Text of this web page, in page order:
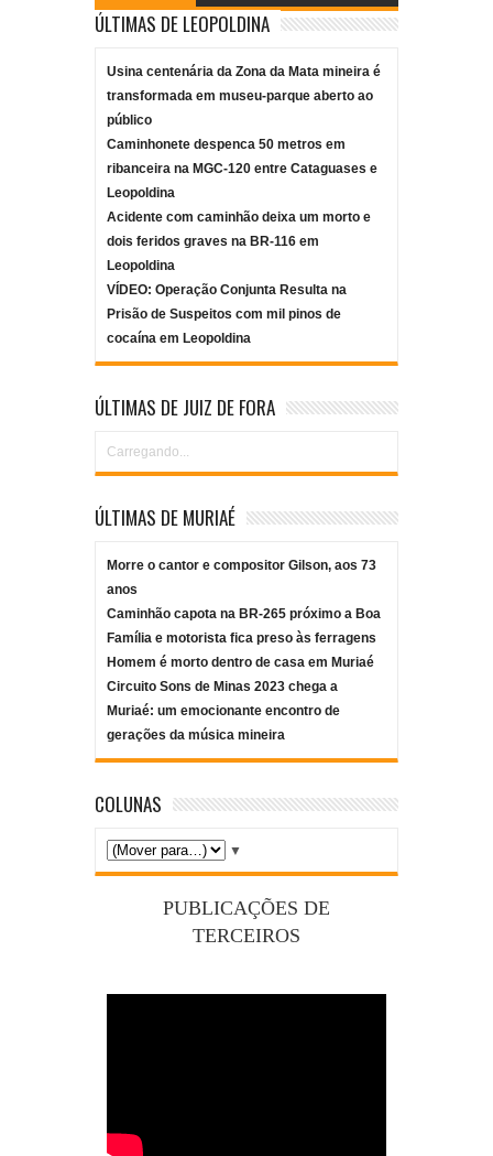
ÚLTIMAS DE LEOPOLDINA
Usina centenária da Zona da Mata mineira é
transformada em museu-parque aberto ao
público
Caminhonete despenca 50 metros em
ribanceira na MGC-120 entre Cataguases e
Leopoldina
Acidente com caminhão deixa um morto e
dois feridos graves na BR-116 em
Leopoldina
VÍDEO: Operação Conjunta Resulta na
Prisão de Suspeitos com mil pinos de
cocaína em Leopoldina
ÚLTIMAS DE JUIZ DE FORA
Carregando...
ÚLTIMAS DE MURIAÉ
Morre o cantor e compositor Gilson, aos 73
anos
Caminhão capota na BR-265 próximo a Boa
Família e motorista fica preso às ferragens
Homem é morto dentro de casa em Muriaé
Circuito Sons de Minas 2023 chega a
Muriaé: um emocionante encontro de
gerações da música mineira
COLUNAS
▼
PUBLICAÇÕES DE
TERCEIROS